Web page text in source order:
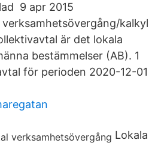
9 apr 2015
kalkyl
är det lokala
bestämmelser (AB). 1
för perioden 2020-12-01
Lokala